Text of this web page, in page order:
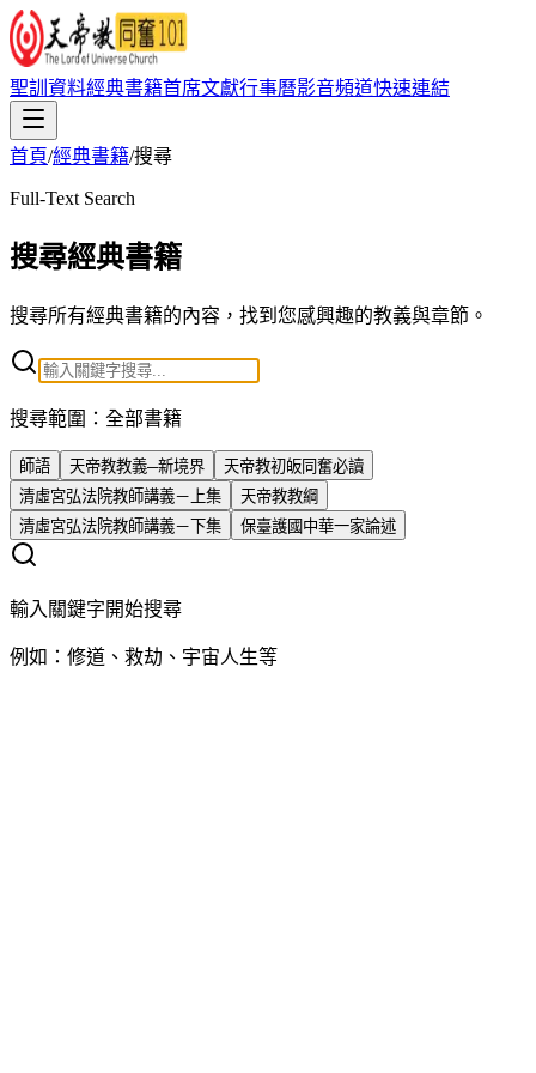
聖訓資料經典書籍首席文獻行事曆影音頻道快速連結
首頁/經典書籍/搜尋
Full-Text Search
搜尋經典書籍
搜尋所有經典書籍的內容，找到您感興趣的教義與章節。
搜尋範圍： 全部書籍
師語 天帝教教義─新境界
天帝教初皈同奮必讀
清虛宮弘法院教師講義－上集
天帝教教綱
清虛宮弘法院教師講義－下集
保臺護國中華一家論述
輸入關鍵字開始搜尋
例如：修道、救劫、宇宙人生等